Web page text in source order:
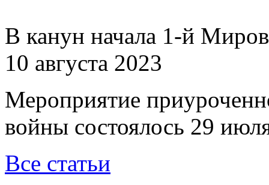
В канун начала 1-й
10 августа 2023
Мероприятие
войны состоялось 29
Все статьи